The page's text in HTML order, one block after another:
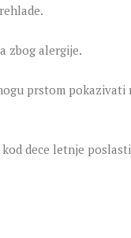
zbog alergije.
prstom